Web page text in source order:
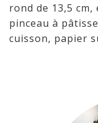
rond de 13,5
pinceau à
cuisson, papier